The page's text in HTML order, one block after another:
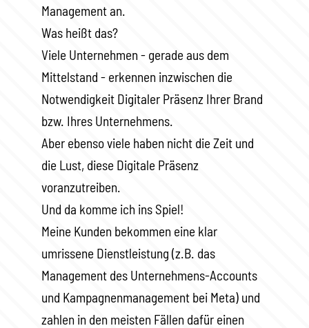
Management an.
Was heißt das?
Viele Unternehmen - gerade aus dem
Mittelstand - erkennen inzwischen die
Notwendigkeit Digitaler Präsenz Ihrer Brand
bzw. Ihres Unternehmens.
Aber ebenso viele haben nicht die Zeit und
die Lust, diese Digitale Präsenz
voranzutreiben.
Und da komme ich ins Spiel!
Meine Kunden bekommen eine klar
umrissene Dienstleistung (z.B. das
Management des Unternehmens-Accounts
und Kampagnenmanagement bei Meta) und
zahlen in den meisten Fällen dafür einen